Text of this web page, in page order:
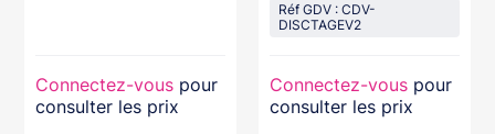
Connectez-vous pour
consulter les prix
Compatible KRYPTO
Réf GDV : CDV-
DISCTAGEV2
Connectez-vous pour
consulter les prix